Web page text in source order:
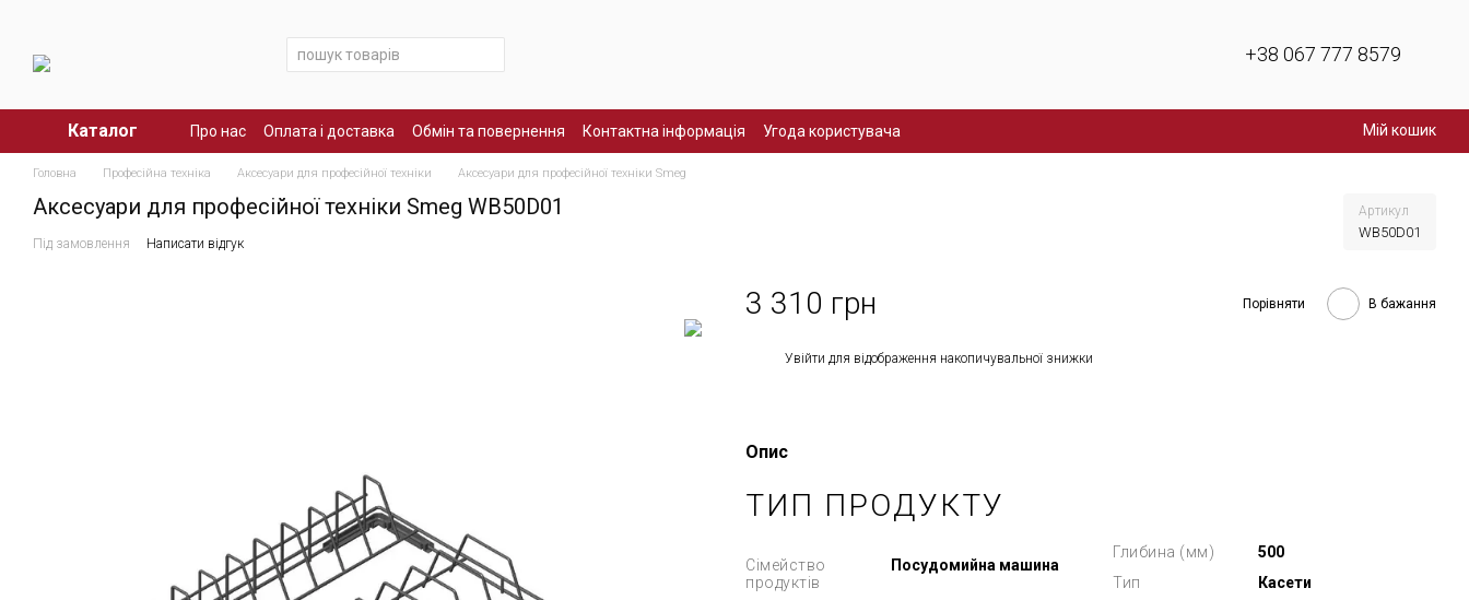
+38 067 777 8579
Каталог Про нас Оплата і доставка Обмін та повернення Контактна інформація Угода користувача Мій кошик
Головна Професійна техніка Аксесуари для професійної техніки Аксесуари для професійної техніки Smeg
Аксесуари для професійної техніки Smeg WB50D01 Артикул
WB50D01
Під замовлення Написати відгук
3 310 грн Порівняти В бажання
Увійти для відображення накопичувальної знижки
Опис
ТИП ПРОДУКТУ
Сімейство
продуктів
Посудомийна машина
Глибина (мм)
500
Тип
Касети